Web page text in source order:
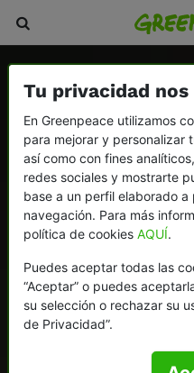
Tu privacidad
En Greenpeace utilizamos
para mejorar y personalizar
así como con fines
redes sociales y mostrarte
base a un perfil elaborado
navegación. Para más
política de cookies AQUÍ.
Puedes aceptar todas las
“Aceptar” o puedes
su selección o rechazar su
de Privacidad”.